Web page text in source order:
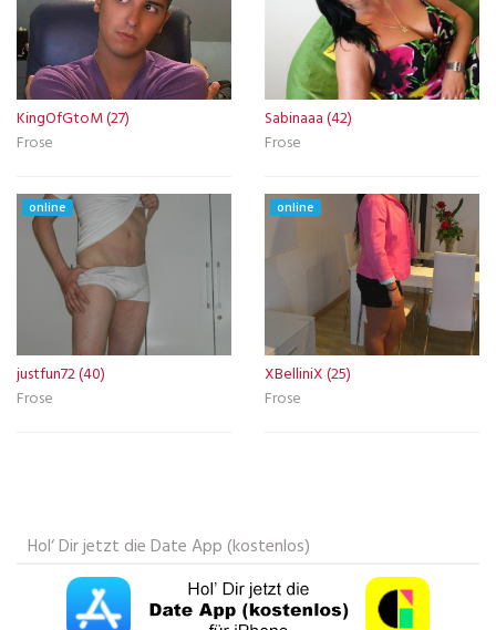
KingOfGtoM (27)
Frose
Sabinaaa (42)
Frose
online
justfun72 (40)
Frose
online
XBelliniX (25)
Frose
Hol‘ Dir jetzt die Date App (kostenlos)